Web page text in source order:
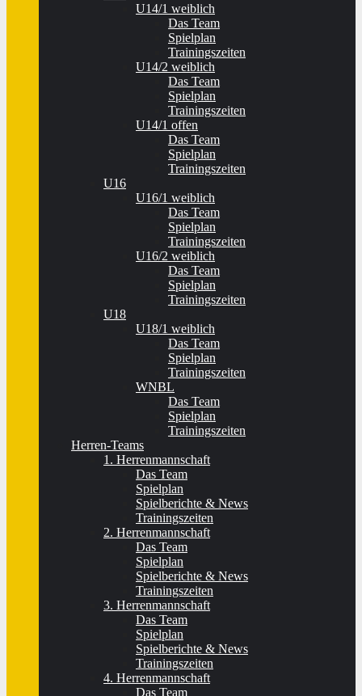
U14/1 weiblich
Das Team
Spielplan
Trainingszeiten
U14/2 weiblich
Das Team
Spielplan
Trainingszeiten
U14/1 offen
Das Team
Spielplan
Trainingszeiten
U16
U16/1 weiblich
Das Team
Spielplan
Trainingszeiten
U16/2 weiblich
Das Team
Spielplan
Trainingszeiten
U18
U18/1 weiblich
Das Team
Spielplan
Trainingszeiten
WNBL
Das Team
Spielplan
Trainingszeiten
Herren-Teams
1. Herrenmannschaft
Das Team
Spielplan
Spielberichte & News
Trainingszeiten
2. Herrenmannschaft
Das Team
Spielplan
Spielberichte & News
Trainingszeiten
3. Herrenmannschaft
Das Team
Spielplan
Spielberichte & News
Trainingszeiten
4. Herrenmannschaft
Das Team